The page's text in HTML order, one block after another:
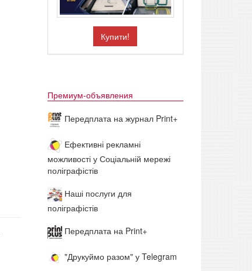
Купити!
Премиум-объявления
Передплата на журнал Print+
Ефективні рекламні
можливості у Соціальній мережі
поліграфістів
Наші послуги для
поліграфістів
Передплата на Print+
"Друкуймо разом" у Telegram